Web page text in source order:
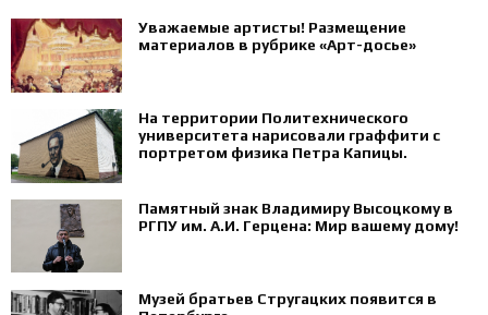
Уважаемые артисты! Размещение
материалов в рубрике «Арт-досье»
На территории Политехнического
университета нарисовали граффити с
портретом физика Петра Капицы.
Памятный знак Владимиру Высоцкому в
РГПУ им. А.И. Герцена: Мир вашему дому!
Музей братьев Стругацких появится в